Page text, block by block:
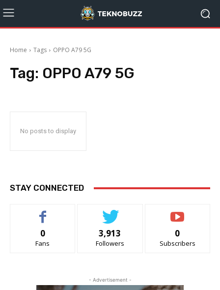
Home Tags OPPO A79 5G
Tag: OPPO A79 5G
No posts to display
STAY CONNECTED
0
Fans
3,913
Followers
0
Subscribers
- Advertisement -